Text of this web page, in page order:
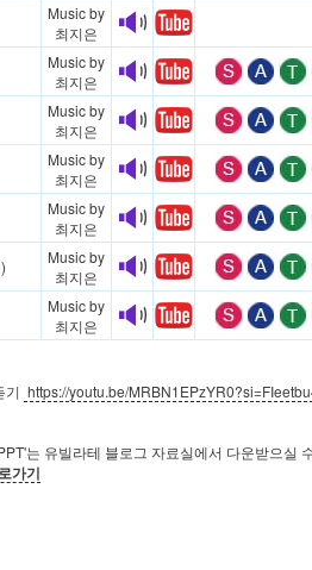
Music by
최지은
Music by
최지은
Music by
최지은
Music by
최지은
Music by
최지은
Music by
최지은
Music by
최지은
기 https://youtu.be/
는 유빌라테 블로그 자료실에서 다운받으실
가기